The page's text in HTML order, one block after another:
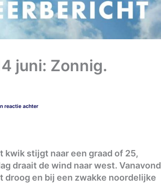
juni: Zonnig.
reactie achter
kwik stijgt naar een graad of 25,
draait de wind naar west. Vanavond
droog en bij een zwakke noordelijke